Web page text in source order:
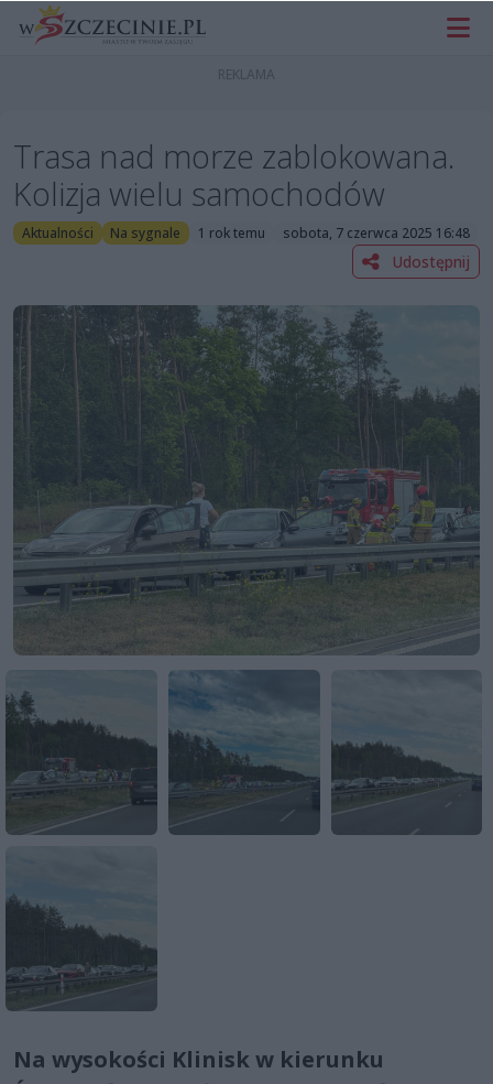
Trasa nad morze zablokowana.
Kolizja wielu samochodów
Aktualności Na sygnale 1 rok temu sobota, 7 czerwca 2025 16:48
Udostępnij
Na wysokości Klinisk w kierunku